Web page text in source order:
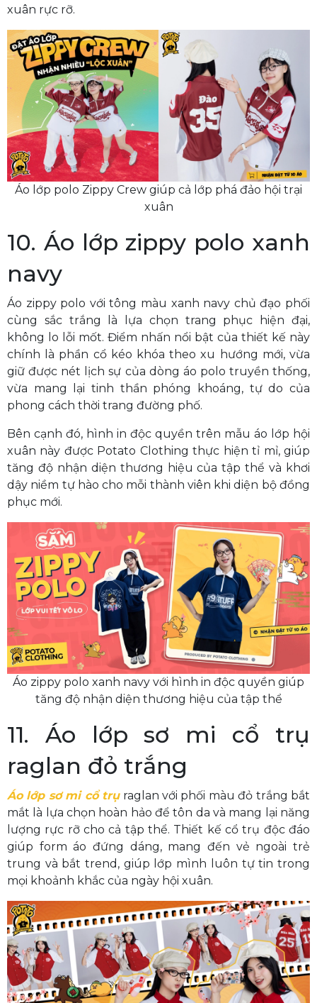
xuân rực rỡ.
Áo lớp polo Zippy Crew giúp cả lớp phá đảo hội trại
xuân
10. Áo lớp zippy polo xanh
navy
Áo zippy polo với tông màu xanh navy chủ đạo phối
cùng sắc trắng là lựa chọn trang phục hiện đại,
không lo lỗi mốt. Điểm nhấn nổi bật của thiết kế này
chính là phần cổ kéo khóa theo xu hướng mới, vừa
giữ được nét lịch sự của dòng áo polo truyền thống,
vừa mang lại tinh thần phóng khoáng, tự do của
phong cách thời trang đường phố.
Bên cạnh đó, hình in độc quyền trên mẫu áo lớp hội
xuân này được Potato Clothing thực hiện tỉ mỉ, giúp
tăng độ nhận diện thương hiệu của tập thể và khơi
dậy niềm tự hào cho mỗi thành viên khi diện bộ đồng
phục mới.
Áo zippy polo xanh navy với hình in độc quyền giúp
tăng độ nhận diện thương hiệu của tập thể
11. Áo lớp sơ mi cổ trụ
raglan đỏ trắng
Áo lớp sơ mi cổ trụraglan với phối màu đỏ trắng bắt
mắt là lựa chọn hoàn hảo để tôn da và mang lại năng
lượng rực rỡ cho cả tập thể. Thiết kế cổ trụ độc đáo
giúp form áo đứng dáng, mang đến vẻ ngoài trẻ
trung và bắt trend, giúp lớp mình luôn tự tin trong
mọi khoảnh khắc của ngày hội xuân.